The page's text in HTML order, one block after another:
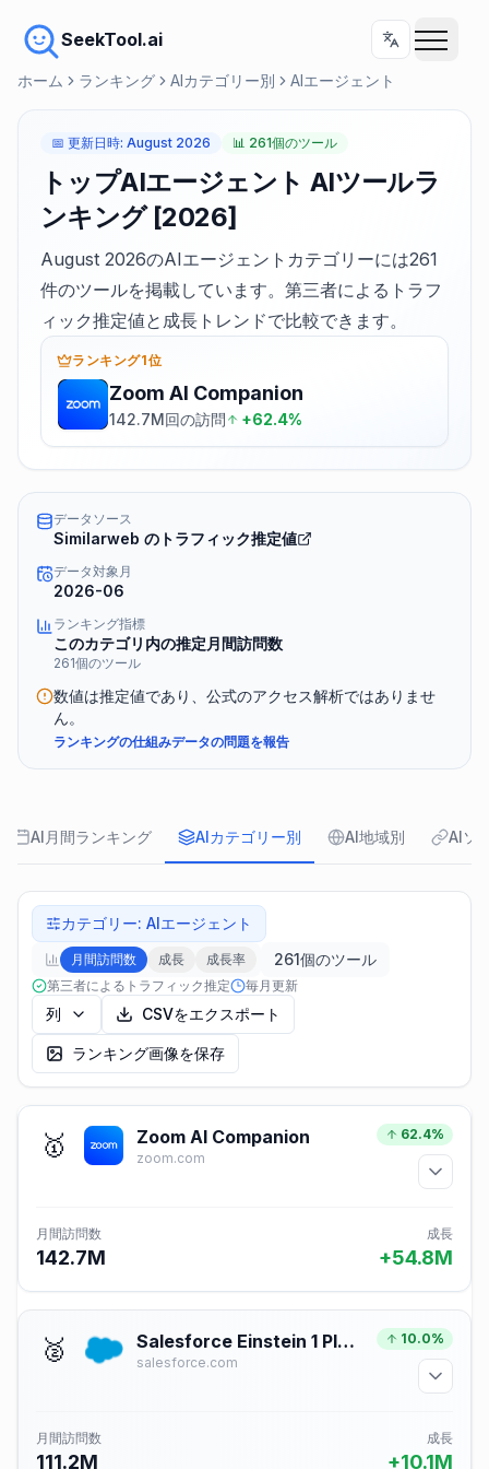
SeekTool.ai
ホーム ランキング AIカテゴリー別 AIエージェント
📅 更新日時: August 2026 📊 261個のツール
トップAIエージェント AIツールラ
ンキング [2026]
August 2026のAIエージェントカテゴリーには261
件のツールを掲載しています。第三者によるトラフ
ィック推定値と成長トレンドで比較できます。
ランキング1位
Zoom AI Companion
142.7M回の訪問 +62.4%
データソース
Similarweb のトラフィック推定値
データ対象月
2026-06
ランキング指標
このカテゴリ内の推定月間訪問数
261個のツール
数値は推定値であり、公式のアクセス解析ではありませ
ん。
ランキングの仕組みデータの問題を報告
AI月間ランキング AIカテゴリー別 AI地域別 AIソ
カテゴリー: AIエージェント
月間訪問数 成長 成長率 261個のツール
第三者によるトラフィック推定 毎月更新
列 CSVをエクスポート
ランキング画像を保存
🥇 Zoom AI Companion
zoom.com
62.4%
月間訪問数
142.7M
成長
+54.8M
🥈 Salesforce Einstein 1 Platform for Application Development
salesforce.com
10.0%
月間訪問数
111.2M
成長
+10.1M